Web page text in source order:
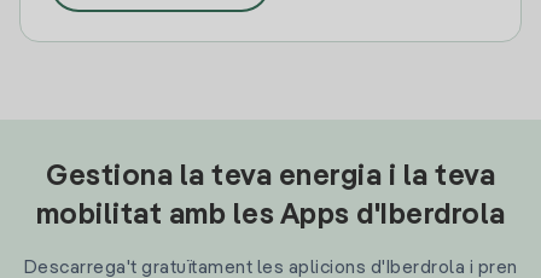
Gestiona la teva energia i la teva
mobilitat amb les Apps d'Iberdrola
Descarrega't gratuïtament les aplicions d'Iberdrola i pren